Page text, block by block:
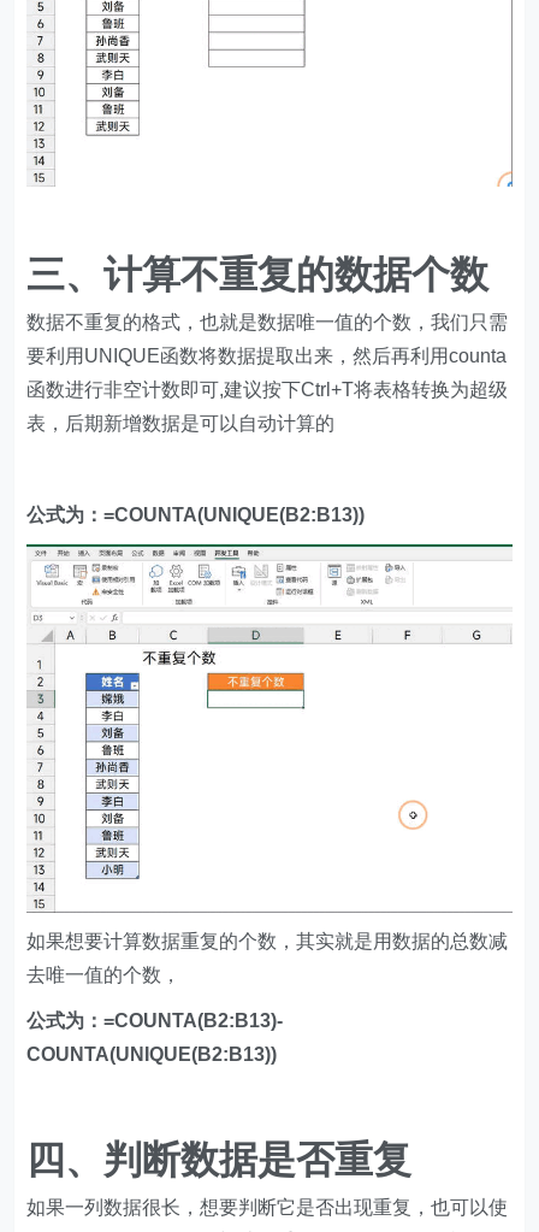
三、计算不重复的数据个数
数据不重复的格式，也就是数据唯一值的个数，我们只需
要利用UNIQUE函数将数据提取出来，然后再利用counta
函数进行非空计数即可,建议按下Ctrl+T将表格转换为超级
表，后期新增数据是可以自动计算的
公式为：=COUNTA(UNIQUE(B2:B13))
如果想要计算数据重复的个数，其实就是用数据的总数减
去唯一值的个数，
公式为：=COUNTA(B2:B13)-
COUNTA(UNIQUE(B2:B13))
四、判断数据是否重复
如果一列数据很长，想要判断它是否出现重复，也可以使